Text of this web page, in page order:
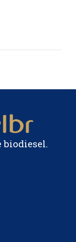
biodiesel.